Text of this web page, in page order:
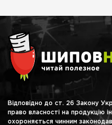
Відповідно до ст. 26 Закону
право власності на продукцію
охороняється чинним